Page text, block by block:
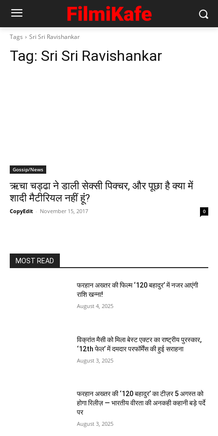
Tags Sri Sri Ravishankar
Tag: Sri Sri Ravishankar
Gossip/News
ऋचा चड्ढा ने डाली सेक्सी पिक्चर, और पूछा है क्या में
शादी मैटीरियल नहीं हूंं?
CopyEdit - November 15, 2017 0
MOST READ
फरहान अख्तर की फिल्म ‘120 बहादुर’ में नजर आएंगी
राशि खन्ना!
August 4, 2025
विक्रांत मैसी को मिला बेस्ट एक्टर का राष्ट्रीय पुरस्कार,
‘12th फेल’ में दमदार परफॉर्मेंस की हुई सराहना
August 3, 2025
फरहान अख्तर की ‘120 बहादुर’ का टीज़र 5 अगस्त को
होगा रिलीज़ — भारतीय वीरता की अनकही कहानी बड़े पर्दे
पर
August 3, 2025